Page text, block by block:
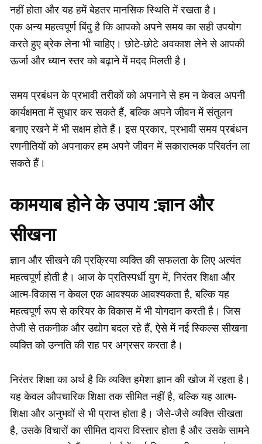
नहीं होता और यह हमें बेहतर मानसिक स्थिति में रखता है।
एक अन्य महत्वपूर्ण बिंदु है कि आपको अपने समय का सही उपयोग
करते हुए ब्रेक लेना भी चाहिए। छोटे-छोटे अवकाश लेने से आपकी
ऊर्जा और ध्यान स्तर को बढ़ाने में मदद मिलती है।
समय प्रबंधन के प्रभावी तरीकों को अपनाने से हम न केवल अपनी
कार्यक्षमता में सुधार कर सकते हैं, बल्कि अपने जीवन में संतुलन
बनाए रखने में भी सक्षम होते हैं। इस प्रकार, प्रभावी समय प्रबंधन
रणनीतियों को अपनाकर हम अपने जीवन में सकारात्मक परिवर्तन ला
सकते हैं।
कामयाब होने के उपाय :ज्ञान और
सीखना
ज्ञान और सीखने की प्रक्रिया व्यक्ति की सफलता के लिए अत्यंत
महत्वपूर्ण होती है। आज के प्रतिस्पर्धी युग में, निरंतर शिक्षा और
आत्म-विकास न केवल एक आवश्यक आवश्यकता है, बल्कि यह
महत्वपूर्ण रूप से करियर के विकास में भी योगदान करती है। जिस
तेजी से तकनीक और उद्योग बदल रहे हैं, ऐसे में नई स्किल्स सीखना
व्यक्ति को उन्नति की राह पर अग्रसर करता है।
निरंतर शिक्षा का अर्थ है कि व्यक्ति हमेशा ज्ञान की खोज में रहता है।
यह केवल औपचारिक शिक्षा तक सीमित नहीं है, बल्कि यह आत्म-
शिक्षा और अनुभवों से भी प्राप्त होता है। जैसे-जैसे व्यक्ति सीखता
है, उसके विचारों का सीमित दायरा विस्तार होता है और उसके सामने